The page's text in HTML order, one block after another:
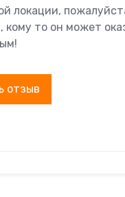
локации,
кому то он может
отзыв